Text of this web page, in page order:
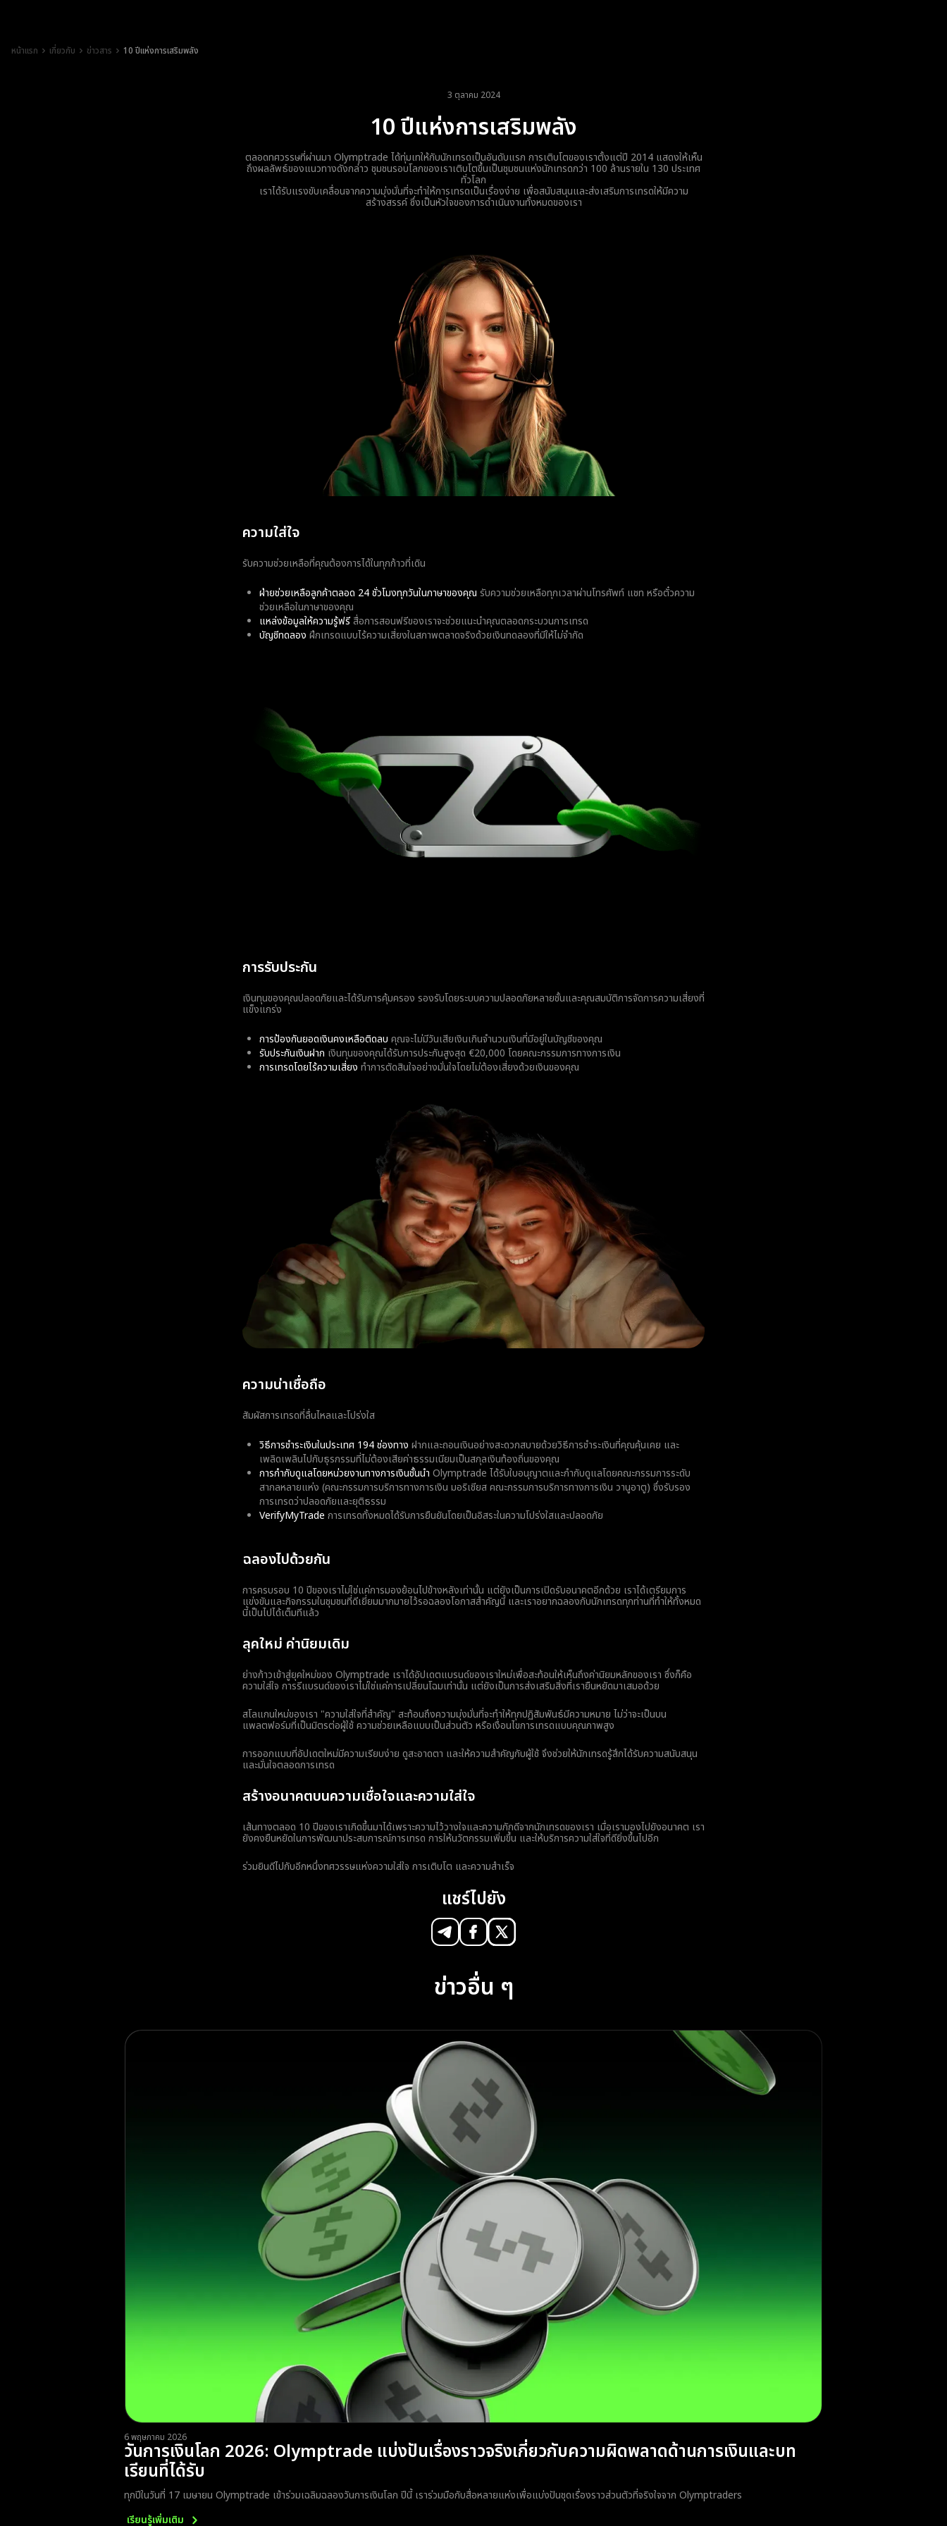
หน้าแรก เกี่ยวกับ ข่าวสาร 10 ปีแห่งการเสริมพลัง
3 ตุลาคม 2024
10 ปีแห่งการเสริมพลัง
ตลอดทศวรรษที่ผ่านมา Olymptrade ได้ทุ่มเทให้กับนักเทรดเป็นอันดับแรก การเติบโตของเราตั้งแต่ปี 2014 แสดงให้เห็น
ถึงผลลัพธ์ของแนวทางดังกล่าว ชุมชนรอบโลกของเราเติบโตขึ้นเป็นชุมชนแห่งนักเทรดกว่า 100 ล้านรายใน 130 ประเทศ
ทั่วโลก
เราได้รับแรงขับเคลื่อนจากความมุ่งมั่นที่จะทำให้การเทรดเป็นเรื่องง่าย เพื่อสนับสนุนและส่งเสริมการเทรดให้มีความ
สร้างสรรค์ ซึ่งเป็นหัวใจของการดำเนินงานทั้งหมดของเรา
ความใส่ใจ
รับความช่วยเหลือที่คุณต้องการได้ในทุกก้าวที่เดิน
ฝ่ายช่วยเหลือลูกค้าตลอด 24 ชั่วโมงทุกวันในภาษาของคุณ รับความช่วยเหลือทุกเวลาผ่านโทรศัพท์ แชท หรือตั๋วความ
ช่วยเหลือในภาษาของคุณ
แหล่งข้อมูลให้ความรู้ฟรีสื่อการสอนฟรีของเราจะช่วยแนะนำคุณตลอดกระบวนการเทรด
บัญชีทดลอง ฝึกเทรดแบบไร้ความเสี่ยงในสภาพตลาดจริงด้วยเงินทดลองที่มีให้ไม่จำกัด
การรับประกัน
เงินทุนของคุณปลอดภัยและได้รับการคุ้มครอง รองรับโดยระบบความปลอดภัยหลายชั้นและคุณสมบัติการจัดการความเสี่ยงที่
แข็งแกร่ง
การป้องกันยอดเงินคงเหลือติดลบ คุณจะไม่มีวันเสียเงินเกินจำนวนเงินที่มีอยู่ในบัญชีของคุณ
รับประกันเงินฝาก เงินทุนของคุณได้รับการประกันสูงสุด €20,000 โดยคณะกรรมการทางการเงิน
การเทรดโดยไร้ความเสี่ยง ทำการตัดสินใจอย่างมั่นใจโดยไม่ต้องเสี่ยงด้วยเงินของคุณ
ความน่าเชื่อถือ
สัมผัสการเทรดที่ลื่นไหลและโปร่งใส
วิธีการชำระเงินในประเทศ 194 ช่องทาง ฝากและถอนเงินอย่างสะดวกสบายด้วยวิธีการชำระเงินที่คุณคุ้นเคย และ
เพลิดเพลินไปกับธุรกรรมที่ไม่ต้องเสียค่าธรรมเนียมเป็นสกุลเงินท้องถิ่นของคุณ
การกำกับดูแลโดยหน่วยงานทางการเงินชั้นนำ Olymptrade ได้รับใบอนุญาตและกำกับดูแลโดยคณะกรรมการระดับ
สากลหลายแห่ง (คณะกรรมการบริการทางการเงิน มอริเชียส คณะกรรมการบริการทางการเงิน วานูอาตู) ซึ่งรับรอง
การเทรดว่าปลอดภัยและยุติธรรม
VerifyMyTrade การเทรดทั้งหมดได้รับการยืนยันโดยเป็นอิสระในความโปร่งใสและปลอดภัย
ฉลองไปด้วยกัน
การครบรอบ 10 ปีของเราไม่ใช่แค่การมองย้อนไปข้างหลังเท่านั้น แต่ยังเป็นการเปิดรับอนาคตอีกด้วย เราได้เตรียมการ
แข่งขันและกิจกรรมในชุมชนที่ดีเยี่ยมมากมายไว้รอฉลองโอกาสสำคัญนี้ และเราอยากฉลองกับนักเทรดทุกท่านที่ทำให้ทั้งหมด
นี้เป็นไปได้เต็มทีแล้ว
ลุคใหม่ ค่านิยมเดิม
ย่างก้าวเข้าสู่ยุคใหม่ของ Olymptrade เราได้อัปเดตแบรนด์ของเราใหม่เพื่อสะท้อนให้เห็นถึงค่านิยมหลักของเรา ซึ่งก็คือ
ความใส่ใจ การรีแบรนด์ของเราไม่ใช่แค่การเปลี่ยนโฉมเท่านั้น แต่ยังเป็นการส่งเสริมสิ่งที่เรายืนหยัดมาเสมอด้วย
สโลแกนใหม่ของเรา "ความใส่ใจที่สำคัญ" สะท้อนถึงความมุ่งมั่นที่จะทำให้ทุกปฏิสัมพันธ์มีความหมาย ไม่ว่าจะเป็นบน
แพลตฟอร์มที่เป็นมิตรต่อผู้ใช้ ความช่วยเหลือแบบเป็นส่วนตัว หรือเงื่อนไขการเทรดแบบคุณภาพสูง
การออกแบบที่อัปเดตใหม่มีความเรียบง่าย ดูสะอาดตา และให้ความสำคัญกับผู้ใช้ จึงช่วยให้นักเทรดรู้สึกได้รับความสนับสนุน
และมั่นใจตลอดการเทรด
สร้างอนาคตบนความเชื่อใจและความใส่ใจ
เส้นทางตลอด 10 ปีของเราเกิดขึ้นมาได้เพราะความไว้วางใจและความภักดีจากนักเทรดของเรา เมื่อเรามองไปยังอนาคต เรา
ยังคงยืนหยัดในการพัฒนาประสบการณ์การเทรด การให้นวัตกรรมเพิ่มขึ้น และให้บริการความใส่ใจที่ดียิ่งขึ้นไปอีก
ร่วมยินดีไปกับอีกหนึ่งทศวรรษแห่งความใส่ใจ การเติบโต และความสำเร็จ
แชร์ไปยัง
ข่าวอื่น ๆ
6 พฤษภาคม 2026
วันการเงินโลก 2026: Olymptrade แบ่งปันเรื่องราวจริงเกี่ยวกับความผิดพลาดด้านการเงินและบท
เรียนที่ได้รับ
ทุกปีในวันที่ 17 เมษายน Olymptrade เข้าร่วมเฉลิมฉลองวันการเงินโลก ปีนี้ เราร่วมมือกับสื่อหลายแห่งเพื่อแบ่งปันชุดเรื่องราวส่วนตัวที่จริงใจจาก Olymptraders
เรียนรู้เพิ่มเติม